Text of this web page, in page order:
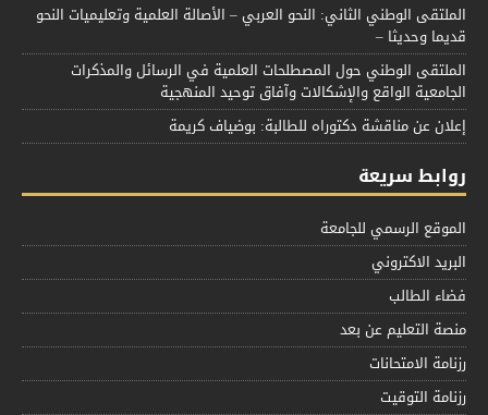
الملتقى الوطني الثاني: النحو العربي – الأصالة العلمية وتعليميات النحو
قديما وحديثا –
الملتقى الوطني حول المصطلحات العلمية في الرسائل والمذكرات
الجامعية الواقع والإشكالات وآفاق توحيد المنهجية
إعلان عن مناقشة دكتوراه للطالبة: بوضياف كريمة
روابط سريعة
الموقع الرسمي للجامعة
البريد الاكتروني
فضاء الطالب
منصة التعليم عن بعد
رزنامة الامتحانات
رزنامة التوقيت